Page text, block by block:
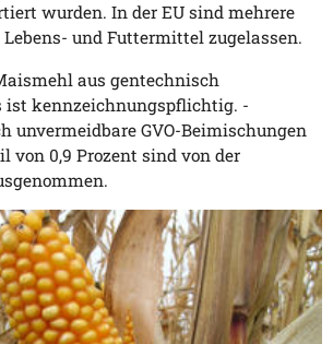
wurden. In der EU sind mehrere
und Futtermittel zugelassen.
aus gentechnisch
ist kennzeichnungspflichtig. -
unvermeidbare GVO-Beimischungen
von 0,9 Prozent sind von der